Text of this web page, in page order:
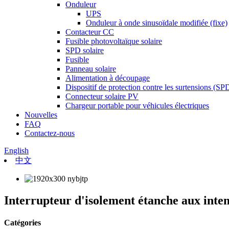
Onduleur
UPS
Onduleur à onde sinusoïdale modifiée (fixe)
Contacteur CC
Fusible photovoltaïque solaire
SPD solaire
Fusible
Panneau solaire
Alimentation à découpage
Dispositif de protection contre les surtensions
Connecteur solaire PV
Chargeur portable pour véhicules électriques
Nouvelles
FAQ
Contactez-nous
English
中文
Interrupteur d'isolement étanche aux
Catégories